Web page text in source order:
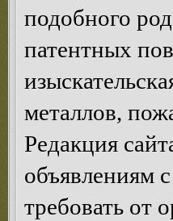
подобного
патентных
металлов,
Редакция
объявлениям
требовать от